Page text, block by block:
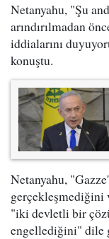
Netanyahu, "Şu
arındırılmadan
iddialarını
konuştu.
Netanyahu,
gerçekleşmediğini
"iki devletli bir
engellediğini" dile